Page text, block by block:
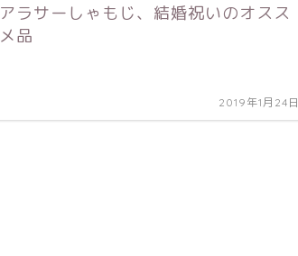
アラサーしゃもじ、結婚祝いのオスス
メ品
2019年1月24日